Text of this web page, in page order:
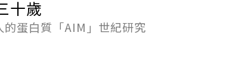
十歲
蛋白質「AIM」世紀研究